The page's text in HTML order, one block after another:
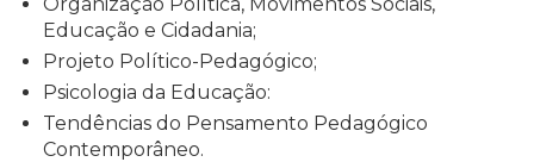
Educação e Cidadania;
Projeto Político-Pedagógico;
Psicologia da Educação:
Tendências do Pensamento Pedagógico
Contemporâneo.